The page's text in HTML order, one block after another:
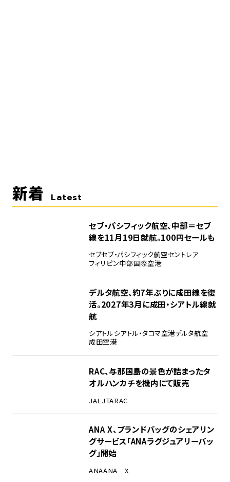
新着 Latest
セブ・パシフィック航空、中部＝セブ
線を11月19日就航。100円セールも
セブセブ・パシフィック航空セントレア
フィリピン中部国際空港
デルタ航空、約7年ぶりに成田線を復
活。2027年3月に成田・シアトル線就
航
シアトルシアトル・タコマ空港デルタ航空
成田空港
RAC、与那国島の景色が詰まったタ
オルハンカチを機内にて販売
JAL JTARAC
ANA X、ブランドバッグのシェアリン
グサービス「ANAラグジュアリーバッ
グ」開始
ANAANA X